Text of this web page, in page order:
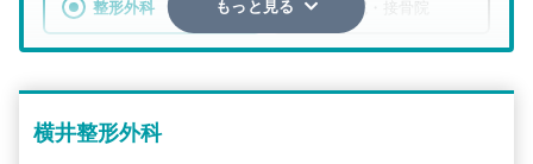
整形外科 整骨院・接骨院
もっと見る
横井整形外科